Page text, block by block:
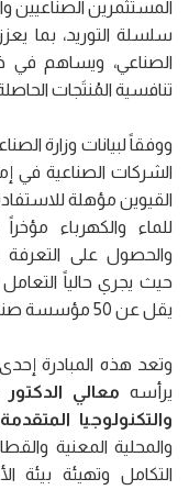
المستثمرين الصناعيين
سلسلة التوريد، بما
الصناعي، ويساهم
تنافسية المُنتَجات
ووفقاً لبيانات وزارة
الشركات الصناعية في
القيوين مؤهلة
للماء والكهرباء
والحصول على التعرفة
يقل عن 50 مؤسسة صناعية خلال عامين.
وتعد هذه المبادرة
يرأسه معالي
والتكنولوجيا المتقدمة
والمحلية المعنية
التكامل وتهيئة بيئة